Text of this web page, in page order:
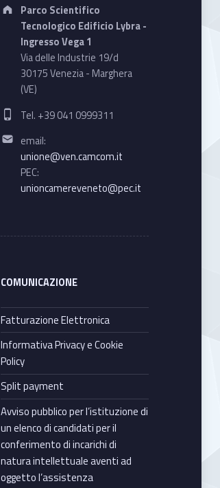
Parco Scientifico
Tecnologico Edificio Lybra -
Ingresso Vega 1
Via delle Industrie 19/d
30175 Venezia - Marghera
(VE)
Phone number:
Tel. +39 041 0999311
Email address:
email:
unione@ven.camcom.it
PEC:
unioncamereveneto@pec.it
COMUNICAZIONE
Fatturazione Elettronica
Informativa Privacy e Cookie
Policy
Split payment
Avviso pubblico per l’istituzione di
un elenco di candidati per il
conferimento di incarichi di
natura intellettuale aventi ad
oggetto l’assistenza